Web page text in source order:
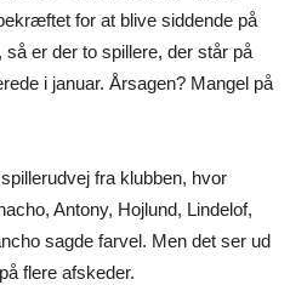
for at blive siddende på
er der to spillere, der står på
i januar. Årsagen? Mangel på
fra klubben, hvor
Antony, Hojlund, Lindelof,
sagde farvel. Men det ser ud
flere afskeder.